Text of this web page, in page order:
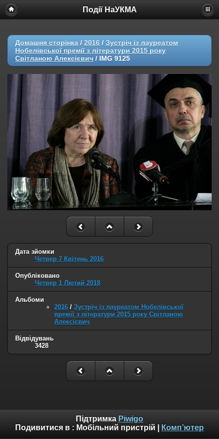
Події НаУКМА
Домашня сторінка / 2016 / Зустріч із лауреатом
Нобелівської премії з літератури 2015 року
Світланою Алексієвич / IMG 9125
Дата зйомки
Четвер 7 Квітень 2016
Опубліковано
Четвер 1 Лютий 2018
Альбоми
2016 / Зустріч із лауреатом Нобелівської
премії з літератури 2015 року Світланою
Алексієвич
Відвідувань
3428
Підтримка Piwigo
Подивитися в : Мобільний пристрій Комп’ютер